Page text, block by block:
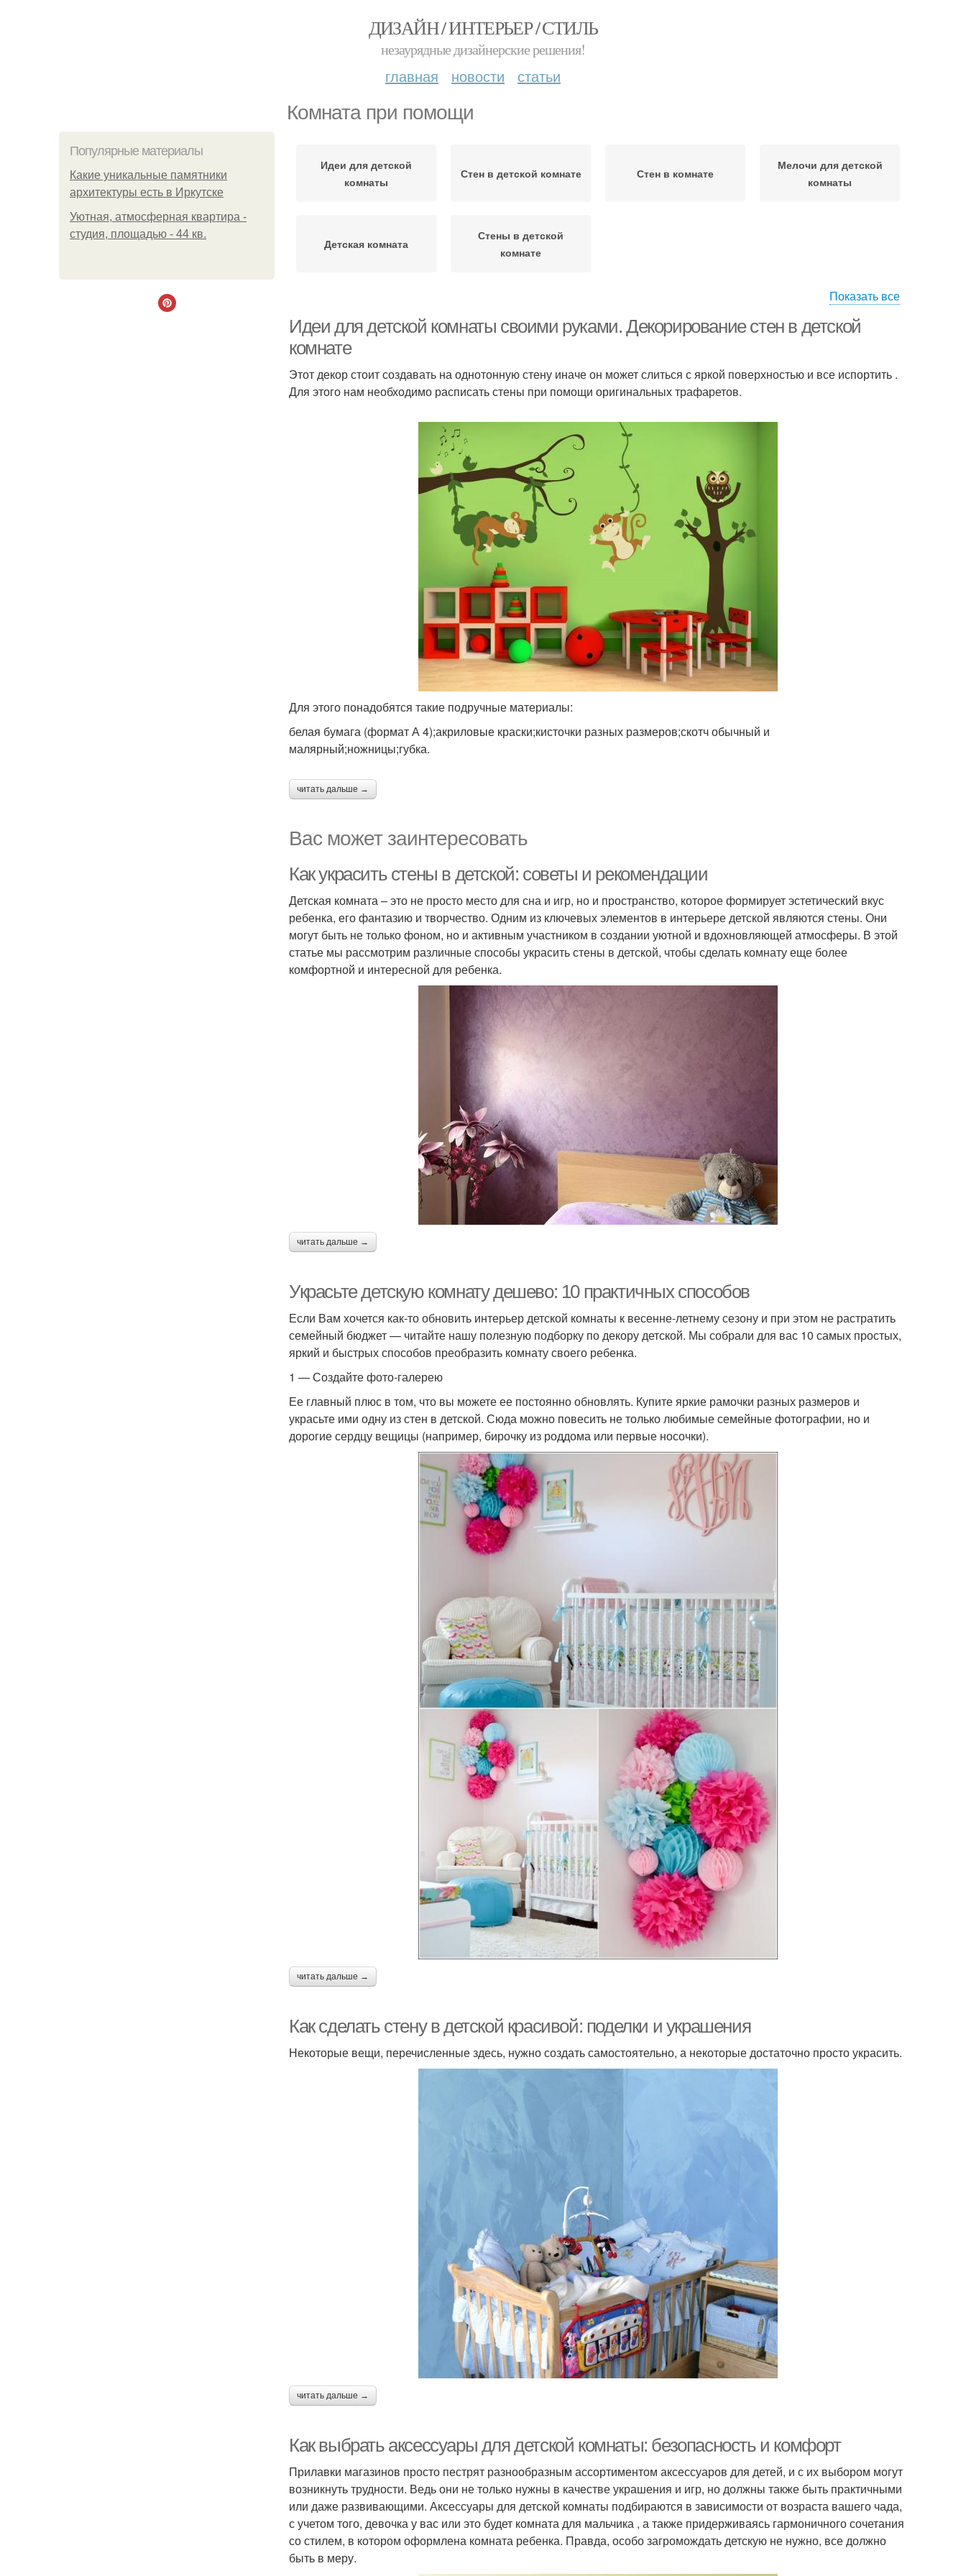
ДИЗАЙН / ИНТЕРЬЕР / СТИЛЬ
незаурядные дизайнерские решения!
главная новости статьи
Комната при помощи
Популярные материалы
Какие уникальные памятники
архитектуры есть в Иркутске
Уютная, атмосферная квартира -
студия, площадью - 44 кв.
Идеи для детской
комнаты
Стен в детской комнате Стен в комнате
Мелочи для детской
комнаты
Детская комната
Стены в детской
комнате
Показать все
Идеи для детской комнаты своими руками. Декорирование стен в детской
комнате
Этот декор стоит создавать на однотонную стену иначе он может слиться с яркой поверхностью и все испортить .
Для этого нам необходимо расписать стены при помощи оригинальных трафаретов.
Для этого понадобятся такие подручные материалы:
белая бумага (формат А 4);акриловые краски;кисточки разных размеров;скотч обычный и
малярный;ножницы;губка.
читать дальше →
Вас может заинтересовать
Как украсить стены в детской: советы и рекомендации
Детская комната – это не просто место для сна и игр, но и пространство, которое формирует эстетический вкус
ребенка, его фантазию и творчество. Одним из ключевых элементов в интерьере детской являются стены. Они
могут быть не только фоном, но и активным участником в создании уютной и вдохновляющей атмосферы. В этой
статье мы рассмотрим различные способы украсить стены в детской, чтобы сделать комнату еще более
комфортной и интересной для ребенка.
читать дальше →
Украсьте детскую комнату дешево: 10 практичных способов
Если Вам хочется как-то обновить интерьер детской комнаты к весенне-летнему сезону и при этом не растратить
семейный бюджет — читайте нашу полезную подборку по декору детской. Мы собрали для вас 10 самых простых,
яркий и быстрых способов преобразить комнату своего ребенка.
1 — Создайте фото-галерею
Ее главный плюс в том, что вы можете ее постоянно обновлять. Купите яркие рамочки разных размеров и
украсьте ими одну из стен в детской. Сюда можно повесить не только любимые семейные фотографии, но и
дорогие сердцу вещицы (например, бирочку из роддома или первые носочки).
читать дальше →
Как сделать стену в детской красивой: поделки и украшения
Некоторые вещи, перечисленные здесь, нужно создать самостоятельно, а некоторые достаточно просто украсить.
читать дальше →
Как выбрать аксессуары для детской комнаты: безопасность и комфорт
Прилавки магазинов просто пестрят разнообразным ассортиментом аксессуаров для детей, и с их выбором могут
возникнуть трудности. Ведь они не только нужны в качестве украшения и игр, но должны также быть практичными
или даже развивающими. Аксессуары для детской комнаты подбираются в зависимости от возраста вашего чада,
с учетом того, девочка у вас или это будет комната для мальчика , а также придерживаясь гармоничного сочетания
со стилем, в котором оформлена комната ребенка. Правда, особо загромождать детскую не нужно, все должно
быть в меру.